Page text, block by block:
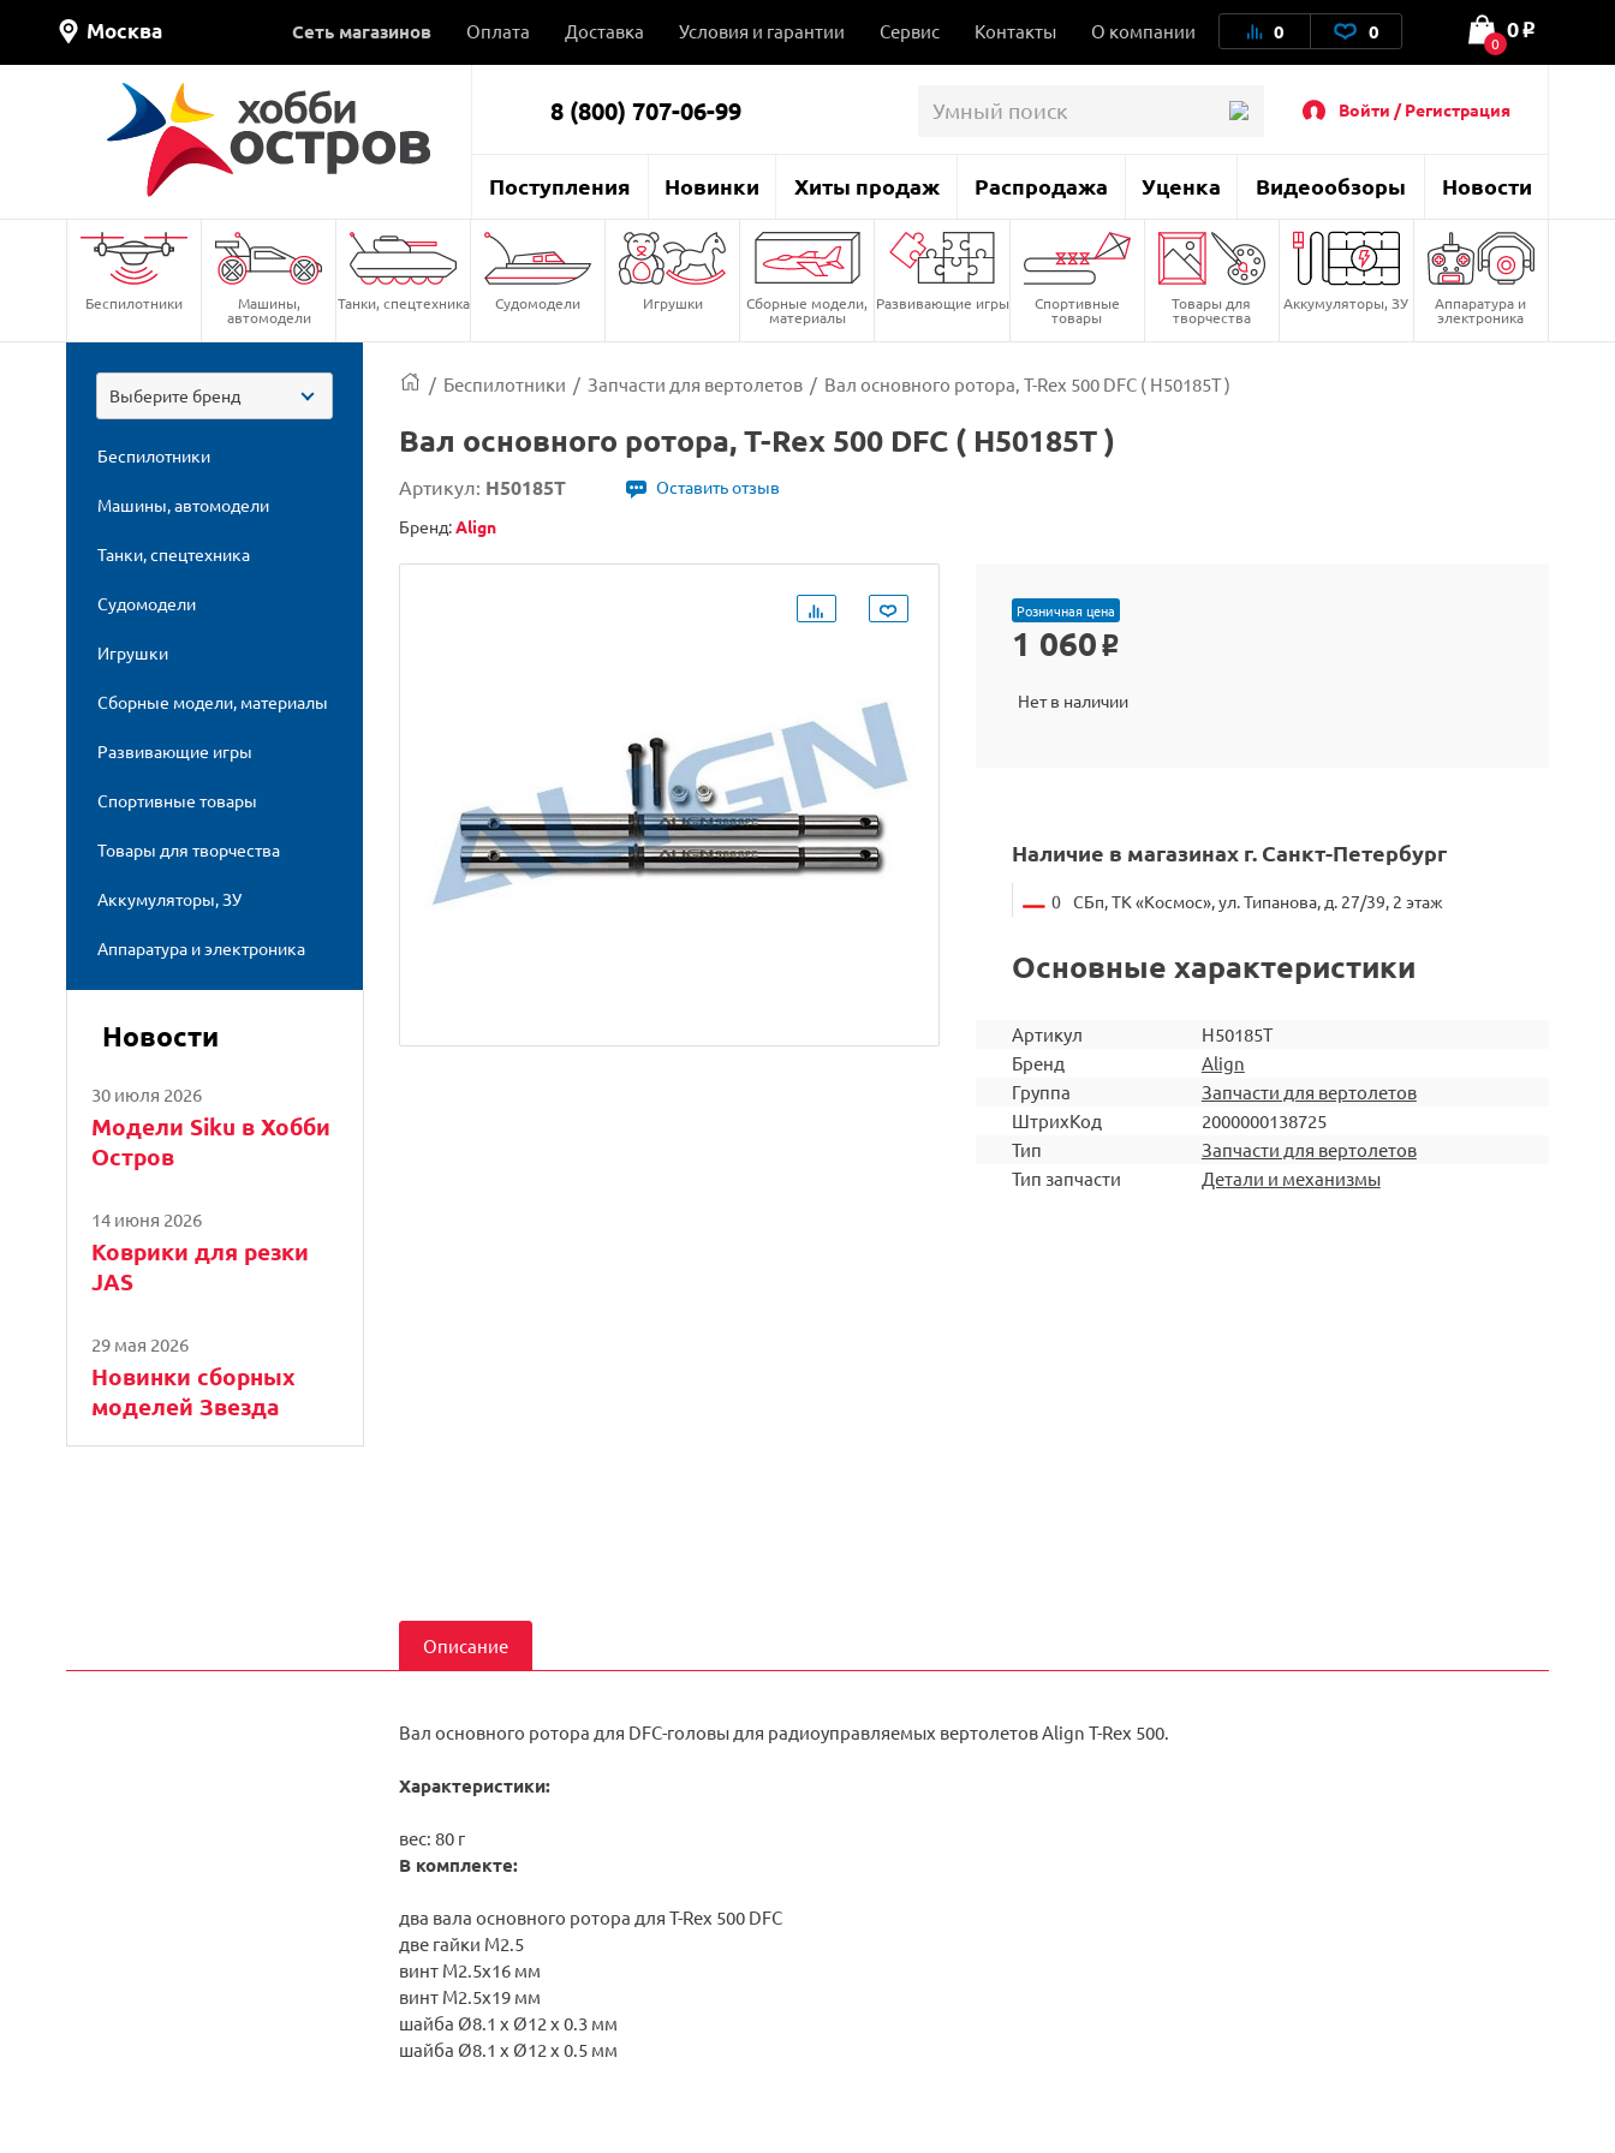
Москва Сеть магазинов Оплата Доставка Условия и гарантии Сервис Контакты О компании 0 0 0
0 o
8 (800) 707-06-99 Войти / Регистрация
Поступления Новинки Хиты продаж Распродажа Уценка Видеообзоры Новости
Беспилотники Машины,
автомодели
Танки, спецтехника Судомодели Игрушки Сборные модели,
материалы
Развивающие игры Спортивные
товары
Товары для
творчества
Аккумуляторы, ЗУ Аппаратура и
электроника
Выберите бренд
Беспилотники
Машины, автомодели
Танки, спецтехника
Судомодели
Игрушки
Сборные модели, материалы
Развивающие игры
Спортивные товары
Товары для творчества
Аккумуляторы, ЗУ
Аппаратура и электроника
Новости
30 июля 2026
Модели Siku в Хобби
Остров
14 июня 2026
Коврики для резки
JAS
29 мая 2026
Новинки сборных
моделей Звезда
/ Беспилотники / Запчасти для вертолетов / Вал основного ротора, T-Rex 500 DFC ( H50185T )
Вал основного ротора, T-Rex 500 DFC ( H50185T )
Артикул: H50185T
Оставить отзыв
Бренд:Align
Розничная цена
1 060 o
Нет в наличии
Наличие в магазинах г. Санкт-Петербург
0 СБп, ТК «Космос», ул. Типанова, д. 27/39, 2 этаж
Основные характеристики
Артикул
H50185T
Бренд
Align
Группа
Запчасти для вертолетов
ШтрихКод
2000000138725
Тип
Запчасти для вертолетов
Тип запчасти
Детали и механизмы
Описание
Вал основного ротора для DFC-головы для радиоуправляемых вертолетов Align T-Rex 500.
Характеристики:
вес: 80 г
В комплекте:
два вала основного ротора для T-Rex 500 DFC
две гайки M2.5
винт M2.5x16 мм
винт M2.5x19 мм
шайба Ø8.1 x Ø12 x 0.3 мм
шайба Ø8.1 x Ø12 x 0.5 мм